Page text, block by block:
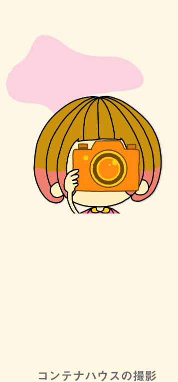
コンテナハウスの撮影